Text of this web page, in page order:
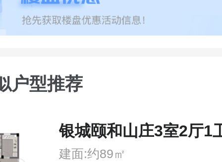
户型推荐
银城颐和山庄3室2厅1
建面:约89㎡